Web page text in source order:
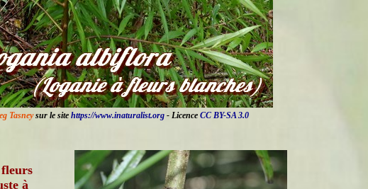
Tasneysur le site https://www.inaturalist.org - Licence CC BY-SA 3.0
à